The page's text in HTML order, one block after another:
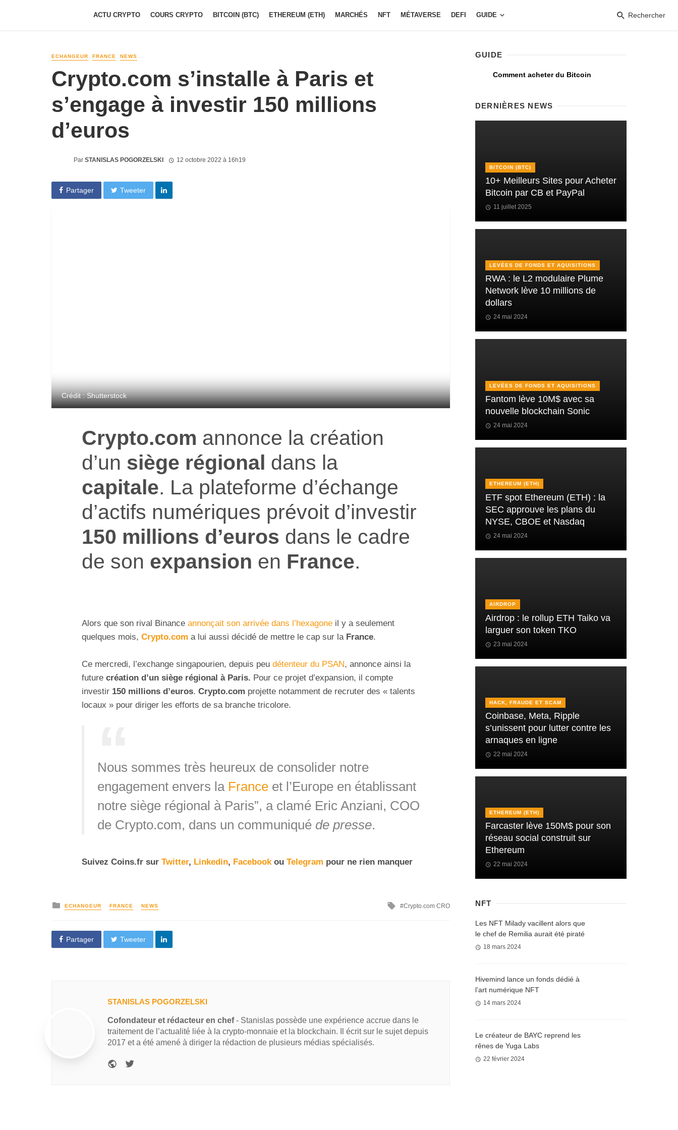
ACTU CRYPTO COURS CRYPTO BITCOIN (BTC) ETHEREUM (ETH) MARCHÉS NFT MÉTAVERSE DEFI GUIDE Rechercher
ECHANGEUR FRANCE NEWS
Crypto.com s’installe à Paris et
s’engage à investir 150 millions
d’euros
Par STANISLAS POGORZELSKI 12 octobre 2022 à 16h19
Partager Tweeter
Crédit : Shutterstock
Crypto.com annonce la création
d’un siège régional dans la
capitale. La plateforme d’échange
d’actifs numériques prévoit d’investir
150 millions d’euros dans le cadre
de son expansion en France.
Alors que son rival Binance annonçait son arrivée dans l’hexagone il y a seulement
quelques mois, Crypto.com a lui aussi décidé de mettre le cap sur la France.
Ce mercredi, l’exchange singapourien, depuis peu détenteur du PSAN, annonce ainsi la
future création d’un siège régional à Paris. Pour ce projet d’expansion, il compte
investir 150 millions d’euros. Crypto.com projette notamment de recruter des « talents
locaux » pour diriger les efforts de sa branche tricolore.
Nous sommes très heureux de consolider notre
engagement envers la Franceet l’Europe en établissant
notre siège régional à Paris”, a clamé Eric Anziani, COO
de Crypto.com, dans un communiqué de presse.
Suivez Coins.fr sur Twitter, Linkedin, Facebook ou Telegram pour ne rien manquer
ECHANGEUR FRANCE NEWS Crypto.com CRO
Partager Tweeter
STANISLAS POGORZELSKI
Cofondateur et rédacteur en chef- Stanislas possède une expérience accrue dans le
traitement de l’actualité liée à la crypto-monnaie et la blockchain. Il écrit sur le sujet depuis
2017 et a été amené à diriger la rédaction de plusieurs médias spécialisés.
GUIDE
Comment acheter du Bitcoin
DERNIÈRES NEWS
BITCOIN (BTC)
10+ Meilleurs Sites pour Acheter
Bitcoin par CB et PayPal
11 juillet 2025
LEVÉES DE FONDS ET AQUISITIONS
RWA : le L2 modulaire Plume
Network lève 10 millions de
dollars
24 mai 2024
LEVÉES DE FONDS ET AQUISITIONS
Fantom lève 10M$ avec sa
nouvelle blockchain Sonic
24 mai 2024
ETHEREUM (ETH)
ETF spot Ethereum (ETH) : la
SEC approuve les plans du
NYSE, CBOE et Nasdaq
24 mai 2024
AIRDROP
Airdrop : le rollup ETH Taiko va
larguer son token TKO
23 mai 2024
HACK, FRAUDE ET SCAM
Coinbase, Meta, Ripple
s’unissent pour lutter contre les
arnaques en ligne
22 mai 2024
ETHEREUM (ETH)
Farcaster lève 150M$ pour son
réseau social construit sur
Ethereum
22 mai 2024
NFT
Les NFT Milady vacillent alors que
le chef de Remilia aurait été piraté
18 mars 2024
Hivemind lance un fonds dédié à
l’art numérique NFT
14 mars 2024
Le créateur de BAYC reprend les
rênes de Yuga Labs
22 février 2024